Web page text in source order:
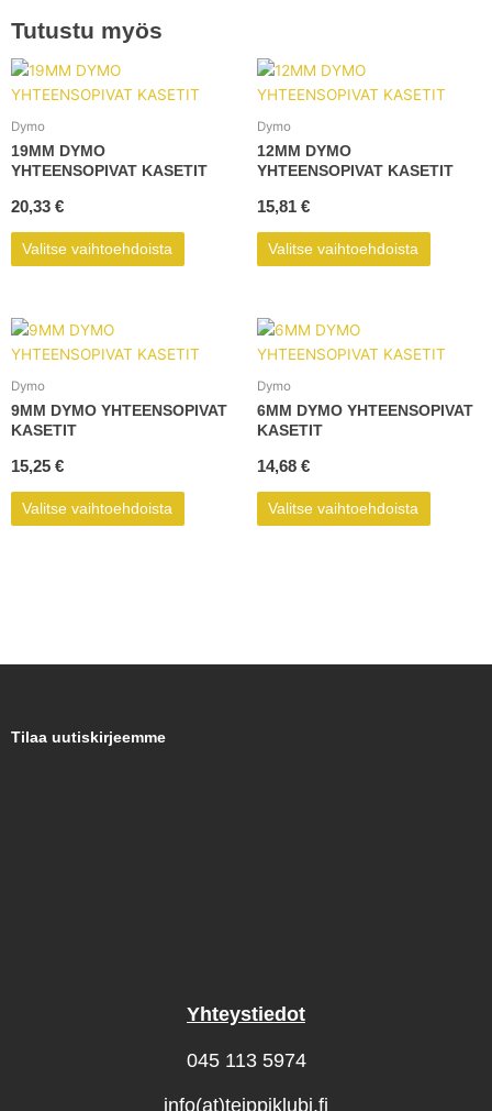
Tutustu myös
Dymo
19MM DYMO
YHTEENSOPIVAT KASETIT
20,33 €
Valitse vaihtoehdoista
tuotteella
muunnelma.
valinnat
tuotteen
Dymo
12MM DYMO
YHTEENSOPIVAT KASETIT
15,81 €
Valitse vaihtoehdoista
valinnat
tuotteen
Dymo
9MM DYMO YHTEENSOPIVAT
KASETIT
15,25 €
Valitse vaihtoehdoista
tuotteella
useampi
muunnelma.
valinnat
tuotteen
Dymo
6MM DYMO YHTEENSOPIVAT
KASETIT
14,68 €
Valitse vaihtoehdoista
useampi
valinnat
tuotteen
Tilaa uutiskirjeemme
Yhteystiedot
045 113 5974
info(at)teippiklubi.fi